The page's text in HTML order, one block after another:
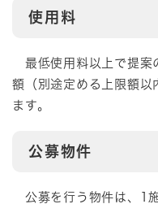
使用料
最低使用料以上で提案
額（別途定める上限額以
ます。
公募物件
公募を行う物件は、1